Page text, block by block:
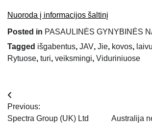
Nuoroda į informacijos šaltinį
Posted in PASAULINĖS GYNYBINĖS
Tagged išgabentus, JAV, Jie, kovos,
Rytuose, turi, veiksmingi, Viduriniuose
Navigacija
tarp
Previous:
Spectra Group (UK) Ltd
Australija